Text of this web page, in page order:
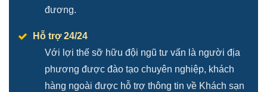
đương.
Hỗ trợ 24/24
Với lợi thế sỡ hữu đội ngũ tư vấn là người địa
phương được đào tạo chuyên nghiệp, khách
hàng ngoài được hỗ trợ thông tin về Khách sạn